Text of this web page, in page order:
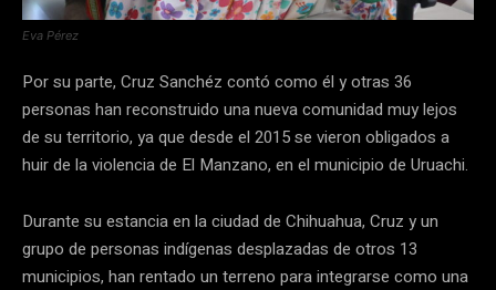
Eva Pérez
Por su parte, Cruz Sanchéz contó como él y otras 36
personas han reconstruido una nueva comunidad muy lejos
de su territorio, ya que desde el 2015 se vieron obligados a
huir de la violencia de El Manzano, en el municipio de Uruachi.
Durante su estancia en la ciudad de Chihuahua, Cruz y un
grupo de personas indígenas desplazadas de otros 13
municipios, han rentado un terreno para integrarse como una